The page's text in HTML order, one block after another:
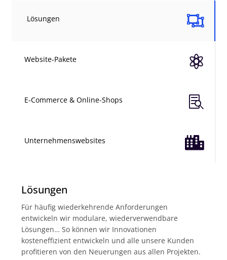

Lösungen

Website-Pakete

E-Commerce & Online-Shops

Unternehmenswebsites
Lösungen
Für häufig wiederkehrende Anforderungen
entwickeln wir modulare, wiederverwendbare
Lösungen… So können wir Innovationen
kosteneffizient entwickeln und alle unsere Kunden
profitieren von den Neuerungen aus allen Projekten.